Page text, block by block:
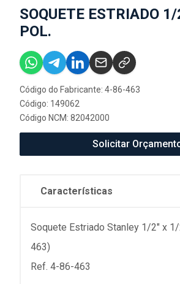
SOQUETE ESTRIADO
POL.
Código do Fabricante: 4-86-463
Código: 149062
Código NCM: 82042000
Solicitar
Características
Soquete Estriado Stanley 1/2" x
463)
Ref. 4-86-463